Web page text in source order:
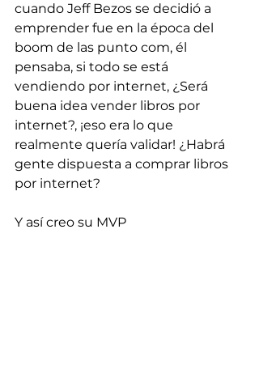
cuando Jeff Bezos se decidió a
emprender fue en la época del
boom de las punto com, él
pensaba, si todo se está
vendiendo por internet, ¿Será
buena idea vender libros por
internet?, ¡eso era lo que
realmente quería validar! ¿Habrá
gente dispuesta a comprar libros
por internet?
Y así creo su MVP